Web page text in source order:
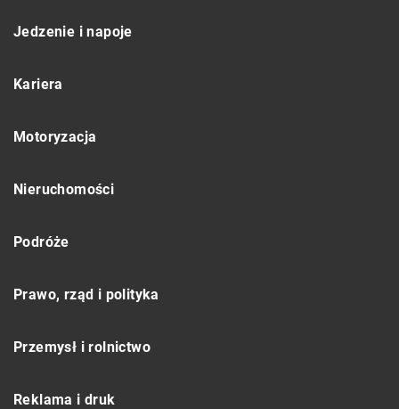
Jedzenie i napoje
Kariera
Motoryzacja
Nieruchomości
Podróże
Prawo, rząd i polityka
Przemysł i rolnictwo
Reklama i druk